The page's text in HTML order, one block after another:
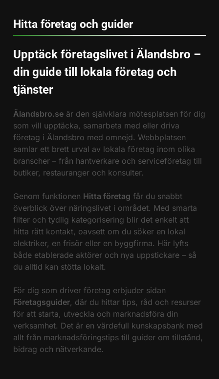
Hitta företag och guider
Upptäck företagslivet i Älandsbro –
din guide till lokala företag och
tjänster
Älandsbro.se är den självklara mötesplatsen för dig
som vill upptäcka, samarbeta med eller driva
företag i Älandsbro med omnejd. Webbplatsen
samlar ett brett urval av lokala företag inom olika
branscher – från hantverkare och serviceföretag till
butiker, restauranger och konsulter.
Genom funktionen Hitta företag får du snabbt
överblick över näringslivet i området. Med smarta
filter och tydlig kategorisering blir det enkelt att
hitta rätt kontakt, oavsett om du söker en lokal
elektriker, en frisör eller en byggfirma. Här lyfts
både etablerade aktörer och nya uppstickare – så
du alltid kan stötta lokalt.
För dig som driver företag erbjuder sidan
Företagsguider, där du hittar tips, råd och resurser
för att starta, utveckla och marknadsföra din
verksamhet. Det är en värdefull kunskapsbank med
allt från marknadsföringstips till guider om tillstånd,
bidrag och nätverkande.